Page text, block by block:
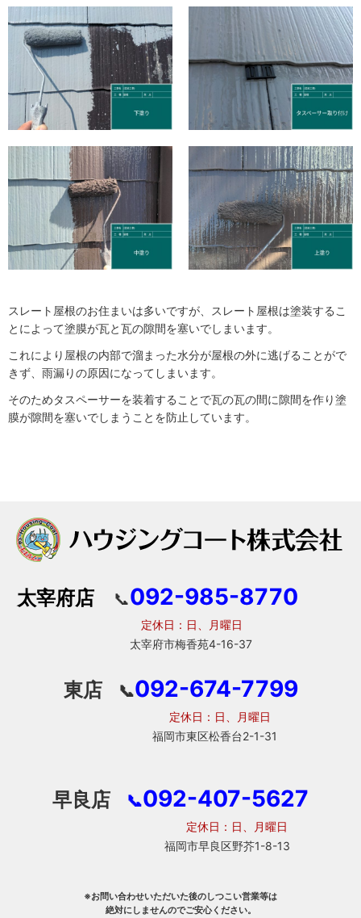
スレート屋根のお住まいは多いですが、スレート屋根は塗装するこ
とによって塗膜が瓦と瓦の隙間を塞いでしまいます。
これにより屋根の内部で溜まった水分が屋根の外に逃げることがで
きず、雨漏りの原因になってしまいます。
そのためタスペーサーを装着することで瓦の瓦の間に隙間を作り塗
膜が隙間を塞いでしまうことを防止しています。
太宰府店 📞092-985-8770
定休日：日、月曜日
太宰府市梅香苑4-16-37
東店 📞092-674-7799
定休日：日、月曜日
福岡市東区松香台2-1-31
早良店 📞092-407-5627
定休日：日、月曜日
福岡市早良区野芥1-8-13
※お問い合わせいただいた後のしつこい営業等は
絶対にしませんのでご安心ください。